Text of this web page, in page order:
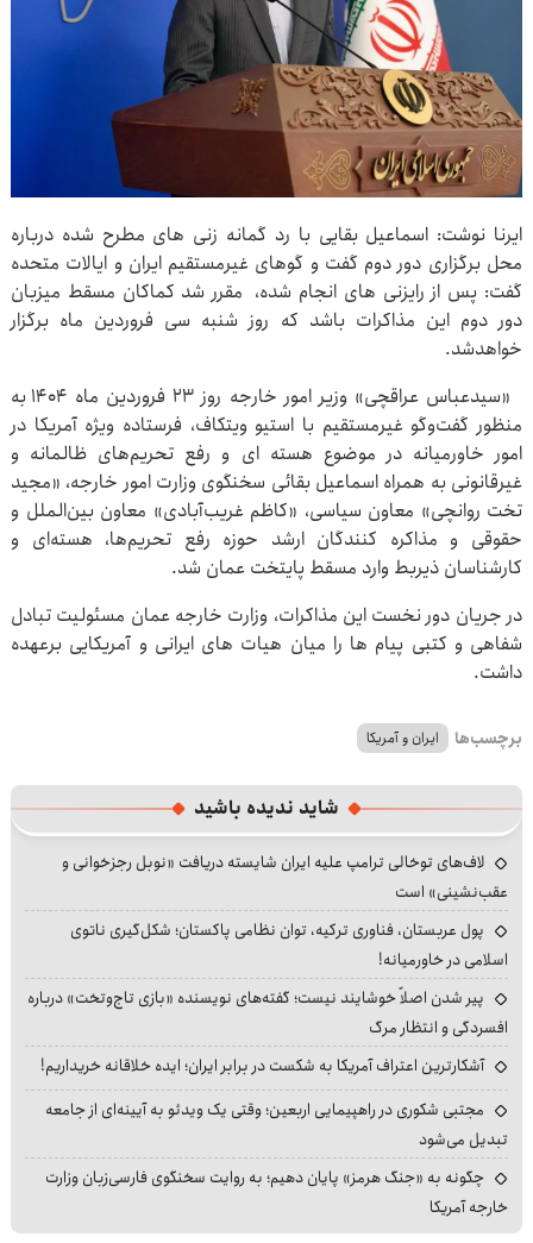
ایرنا نوشت: اسماعیل بقایی با رد گمانه زنی های مطرح شده درباره
محل برگزاری دور دوم گفت و گوهای غیرمستقیم ایران و ایالات متحده
گفت: پس از رایزنی های انجام شده، مقرر شد کماکان مسقط میزبان
دور دوم این مذاکرات باشد که روز شنبه سی فروردین ماه برگزار
خواهدشد.
«سیدعباس عراقچی» وزیر امور خارجه روز ۲۳ فروردین ماه ۱۴۰۴ به
منظور گفت‌وگو غیرمستقیم با استیو ویتکاف، فرستاده ویژه آمریکا در
امور خاورمیانه در موضوع هسته ای و رفع تحریم‌های ظالمانه و
غیرقانونی به همراه اسماعیل بقائی سخنگوی وزارت امور خارجه، «مجید
تخت روانچی» معاون سیاسی، «کاظم غریب‌آبادی» معاون بین‌الملل و
حقوقی و مذاکره کنندگان ارشد حوزه رفع تحریم‌ها، هسته‌ای و
کارشناسان ذیربط وارد مسقط پایتخت عمان شد.
در جریان دور نخست این مذاکرات، وزارت خارجه عمان مسئولیت تبادل
شفاهی و کتبی پیام ها را میان هیات های ایرانی و آمریکایی برعهده
داشت.
برچسب‌ها ایران و آمریکا
شاید ندیده باشید
لاف‌های توخالی ترامپ علیه ایران شایسته دریافت «نوبل رجزخوانی و
عقب‌نشینی» است
پول عربستان، فناوری ترکیه، توان نظامی پاکستان؛ شکل‌گیری ناتوی
اسلامی در خاورمیانه!
پیر شدن اصلاً خوشایند نیست؛ گفته‌های نویسنده «بازی تاج‌وتخت» درباره
افسردگی و انتظار مرگ
آشکارترین اعتراف آمریکا به شکست در برابر ایران؛ ایده خلاقانه خریداریم!
مجتبی شکوری در راهپیمایی اربعین؛ وقتی یک ویدئو به آیینه‌ای از جامعه
تبدیل می‌شود
چگونه به «جنگ هرمز» پایان دهیم؛ به روایت سخنگوی فارسی‌زبان وزارت
خارجه آمریکا